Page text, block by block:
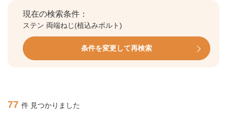
現在の検索条件：
ステン 両端ねじ(植込みボルト)
条件を変更して再検索
77 件 見つかりました